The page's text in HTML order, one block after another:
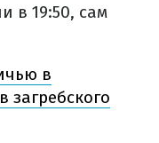
в 19:50, сам
в